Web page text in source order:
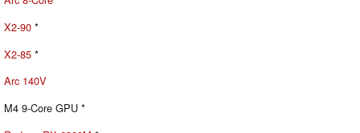
X2-90 *
X2-85 *
Arc 140V
M4 9-Core GPU *